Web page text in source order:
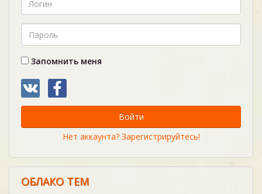
Запомнить меня
Войти
Нет аккаунта? Зарегистрируйтесь!
ОБЛАКО ТЕМ